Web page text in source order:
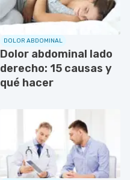
DOLOR ABDOMINAL
Dolor abdominal lado
derecho: 15 causas y
qué hacer